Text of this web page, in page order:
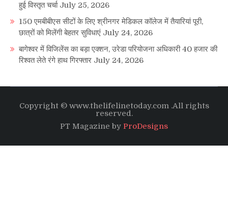
हुई विस्तृत चर्चा July 25, 2026
150 एमबीबीएस सीटों के लिए श्रीनगर मेडिकल कॉलेज में तैयारियां पूरी,
छात्रों को मिलेंगी बेहतर सुविधाएं July 24, 2026
बागेश्वर में विजिलेंस का बड़ा एक्शन, उरेडा परियोजना अधिकारी 40 हजार की
रिश्वत लेते रंगे हाथ गिरफ्तार July 24, 2026
Copyright © www.thelifelinetoday.com .All rights
reserved.
PT Magazine by ProDesigns